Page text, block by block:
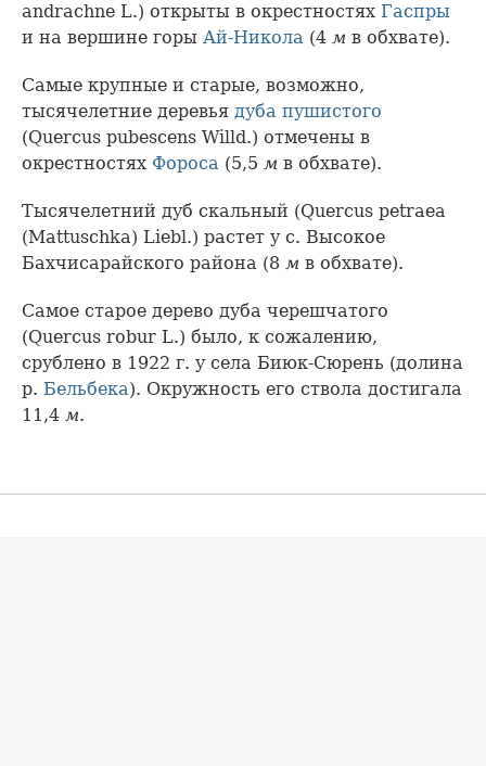
andrachne L.) открыты в окрестностях Гаспры
и на вершине горы Ай-Никола (4 м в обхвате).
Самые крупные и старые, возможно,
тысячелетние деревья дуба пушистого
(Quercus pubescens Willd.) отмечены в
окрестностях Фороса (5,5 м в обхвате).
Тысячелетний дуб скальный (Quercus petraea
(Mattuschka) Liebl.) растет у с. Высокое
Бахчисарайского района (8 м в обхвате).
Самое старое дерево дуба черешчатого
(Quercus robur L.) было, к сожалению,
срублено в 1922 г. у села Биюк-Сюрень (долина
р. Бельбека). Окружность его ствола достигала
11,4 м.